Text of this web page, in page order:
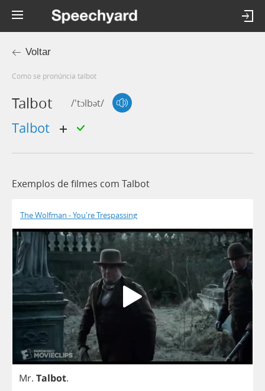
Voltar
Como se pronúncia talbot
Talbot /'tɔlbət/
Talbot
Exemplos de filmes com Talbot
The Wolfman - You're Trespassing
Mr. Talbot.